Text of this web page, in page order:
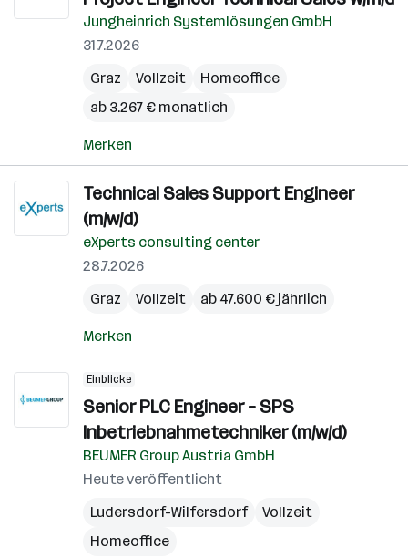
Jungheinrich Systemlösungen GmbH
31.7.2026
Graz
Vollzeit
Homeoffice
ab 3.267 € monatlich
Merken
Technical Sales Support Engineer
(m/w/d)
eXperts consulting center
28.7.2026
Graz
Vollzeit ab 47.600 € jährlich
Merken
Einblicke
Senior PLC Engineer – SPS
Inbetriebnahmetechniker (m/w/d)
BEUMER Group Austria GmbH
Heute veröffentlicht
Ludersdorf-Wilfersdorf
Vollzeit
Homeoffice